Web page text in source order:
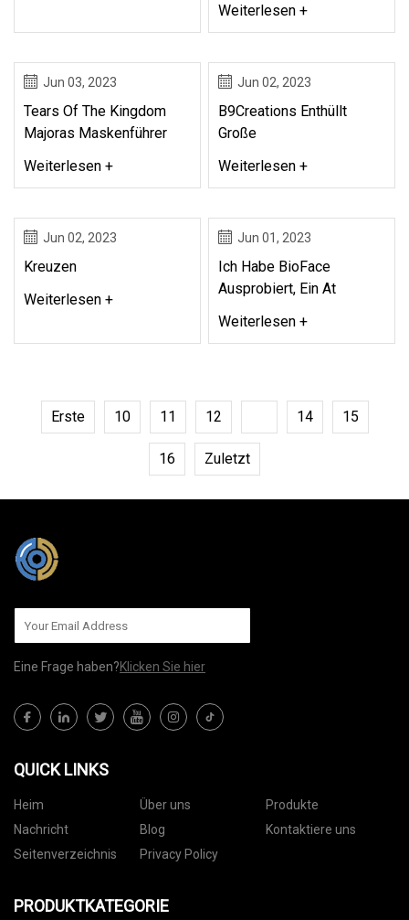
Weiterlesen +
Jun 03, 2023
Tears Of The Kingdom
Majoras Maskenführer
Weiterlesen +
Jun 02, 2023
B9Creations Enthüllt
Große
Weiterlesen +
Jun 02, 2023
Kreuzen
Weiterlesen +
Jun 01, 2023
Ich Habe BioFace
Ausprobiert, Ein At
Weiterlesen +
Erste 10 11 12 14 15
16 Zuletzt
Eine Frage haben?Klicken Sie hier
QUICK LINKS
Heim Über uns
Produkte
Nachricht
Blog
Kontaktiere uns
Seitenverzeichnis
Privacy Policy
PRODUKTKATEGORIE